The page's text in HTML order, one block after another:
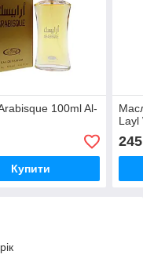
100ml Al-
Купити
Layl
245